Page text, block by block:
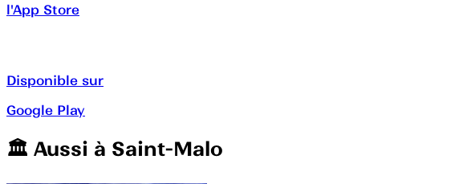
l'App Store
Disponible sur
Google Play
🏛️️ Aussi à Saint-Malo